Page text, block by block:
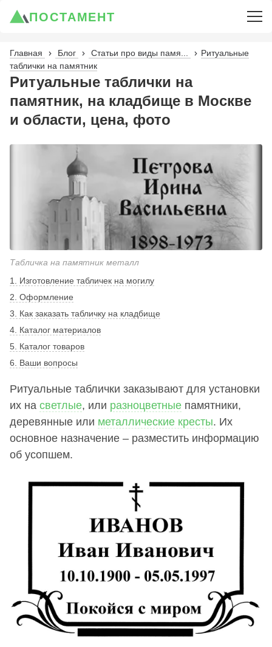
ПОСТАМЕНТ
Главная Блог Статьи про виды памя...
Ритуальные
таблички на памятник
Ритуальные таблички на
памятник, на кладбище в Москве
и области, цена, фото
Табличка на памятник металл
1. Изготовление табличек на могилу
2. Оформление
3. Как заказать табличку на кладбище
4. Каталог материалов
5. Каталог товаров
6. Ваши вопросы
Ритуальные таблички заказывают для установки
их на светлые, или разноцветные памятники,
деревянные или металлические кресты. Их
основное назначение – разместить информацию
об усопшем.